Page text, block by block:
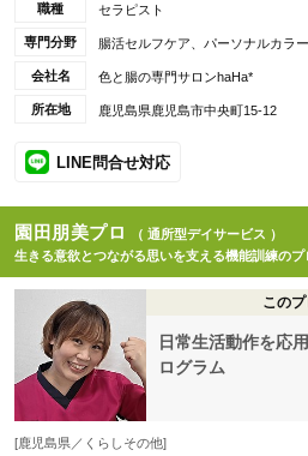
職種 セラピスト
専門分野 腸活セルフケア、パーソナルカラ
会社名 色と腸の専門サロンhaHa*
所在地 鹿児島県鹿児島市中央町15-12
LINE問合せ対応
園田朋美プロ
（ 通所型デイサービス ）
生きる意欲とつながる思いを支える機能訓練のプ
この
日常生活動作を応
ログラム
[鹿児島県／くらしその他]